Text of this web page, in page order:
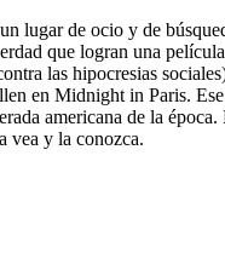
lugar de ocio y de
que logran una
las hipocresias
en Midnight in Paris.
americana de la
vea y la conozca.